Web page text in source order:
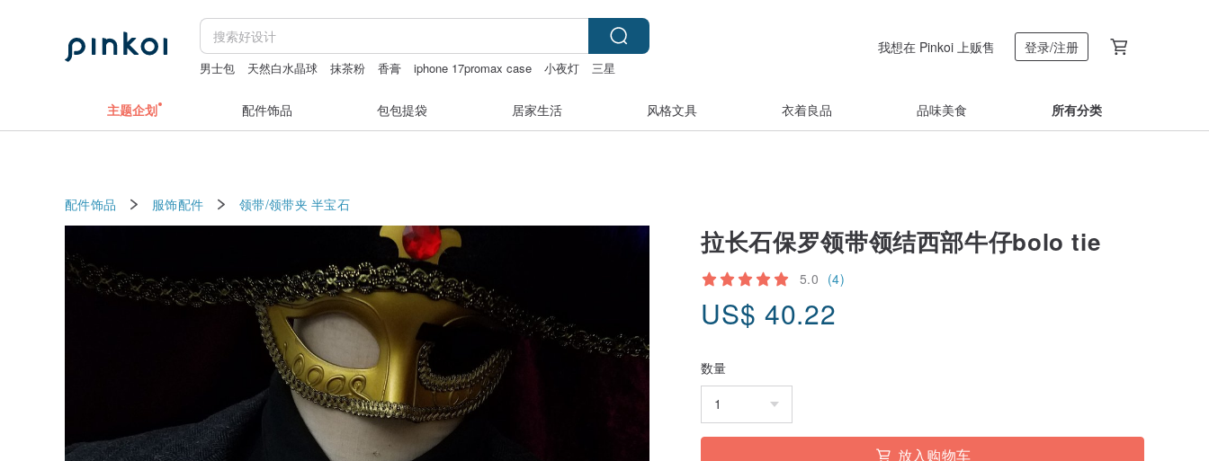
男士包 天然白水晶球 抹茶粉 香膏 iphone 17promax case 小夜灯
三星
我想在 Pinkoi 上贩售 登录/注册
主题企划 配件饰品 包包提袋 居家生活 风格文具 衣着良品 品味美食 所有分类
配件饰品 服饰配件 领带/领带夹 半宝石
拉长石保罗领带领结西部牛仔bolo tie
5.0 (4)
US$ 40.22
数量
放入购物车